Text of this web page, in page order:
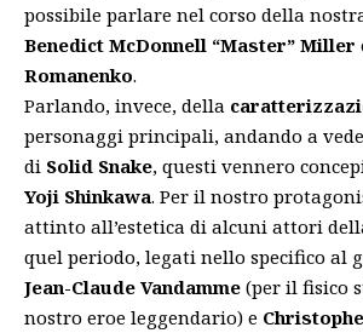
possibile parlare nel corso della
Benedict McDonnell “Master” Miller
Romanenko.
Parlando, invece, della
personaggi principali, andando a
di Solid Snake, questi vennero
Yoji Shinkawa. Per il nostro
attinto all’estetica di alcuni attori
quel periodo, legati nello specifico al
Jean-Claude Vandamme (per il fisico
nostro eroe leggendario) e